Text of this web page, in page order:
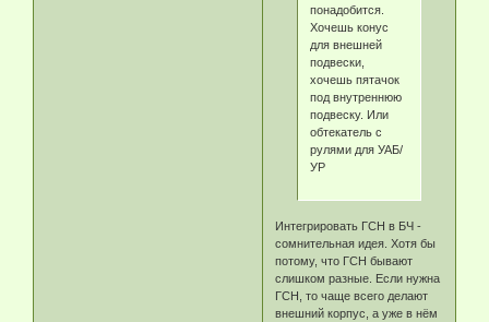
понадобится.
Хочешь конус
для внешней
подвески,
хочешь пятачок
под внутреннюю
подвеску. Или
обтекатель с
рулями для УАБ/
УР
Интегрировать ГСН в БЧ -
сомнительная идея. Хотя бы
потому, что ГСН бывают
слишком разные. Если нужна
ГСН, то чаще всего делают
внешний корпус, а уже в нём